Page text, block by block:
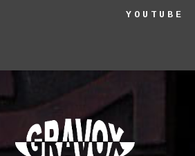
YOUTUBE